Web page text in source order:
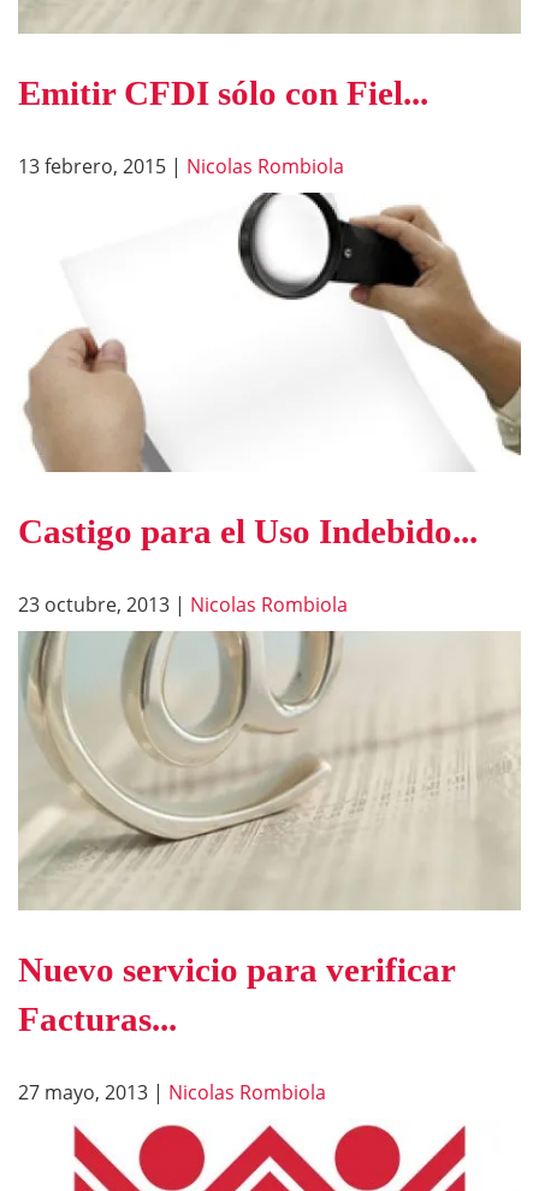
Emitir CFDI sólo con Fiel...
13 febrero, 2015 | Nicolas Rombiola
Castigo para el Uso Indebido...
23 octubre, 2013 | Nicolas Rombiola
Nuevo servicio para verificar
Facturas...
27 mayo, 2013 | Nicolas Rombiola